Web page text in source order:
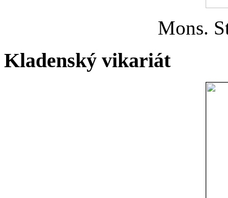
Mons.
Kladenský vikariát